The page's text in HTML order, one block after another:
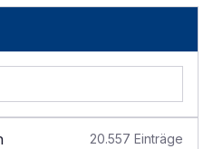
20.557 Einträge